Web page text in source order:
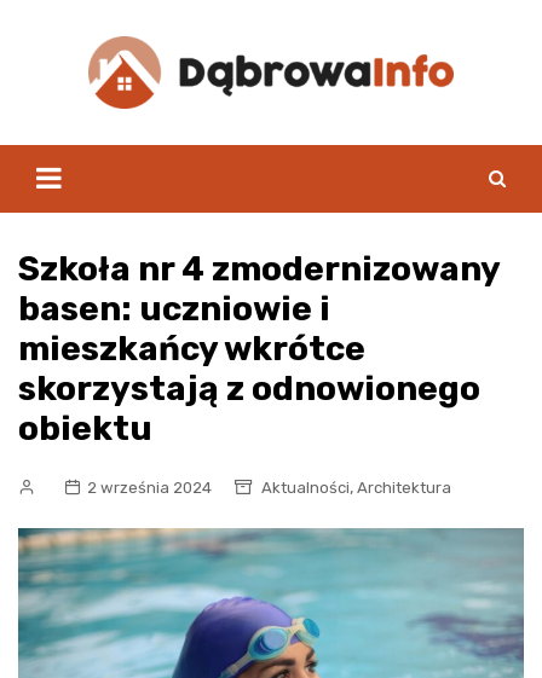
Szkoła nr 4 zmodernizowany
basen: uczniowie i
mieszkańcy wkrótce
skorzystają z odnowionego
obiektu
2 września 2024 Aktualności, Architektura